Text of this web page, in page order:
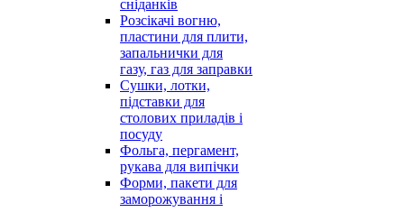
сніданків
Розсікачі вогню,
пластини для плити,
запальнички для
газу, газ для заправки
Сушки, лотки,
підставки для
столових приладів і
посуду
Фольга, пергамент,
рукава для випічки
Форми, пакети для
заморожування і